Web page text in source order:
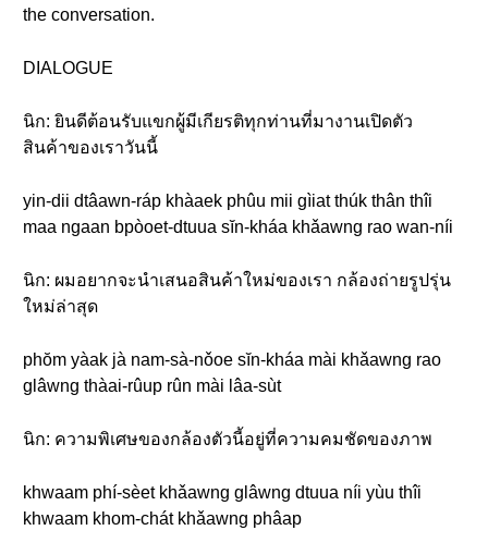
the conversation.
DIALOGUE
นิก: ยินดีต้อนรับแขกผู้มีเกียรติทุกท่านที่มางานเปิดตัว
สินค้าของเราวันนี้
yin-dii dtâawn-ráp khàaek phûu mii gìiat thúk thân thîi
maa ngaan bpòoet-dtuua sĭn-kháa khǎawng rao wan-níi
นิก: ผมอยากจะนำเสนอสินค้าใหม่ของเรา กล้องถ่ายรูปรุ่น
ใหม่ล่าสุด
phŏm yàak jà nam-sà-nǒoe sĭn-kháa mài khǎawng rao
glâwng thàai-rûup rûn mài lâa-sùt
นิก: ความพิเศษของกล้องตัวนี้อยู่ที่ความคมชัดของภาพ
khwaam phí-sèet khǎawng glâwng dtuua níi yùu thîi
khwaam khom-chát khǎawng phâap